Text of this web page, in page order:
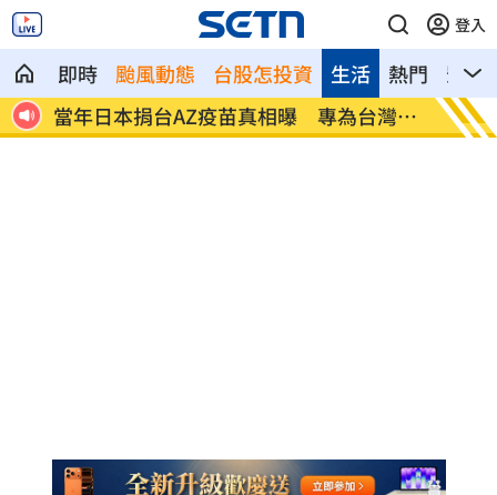
登入
即時 颱風動態 台股怎投資 熱門 影音
生活
當年日本捐台AZ疫苗真相曝 專為台灣生
產
美官
議